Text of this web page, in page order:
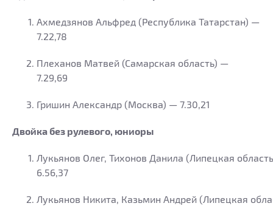
Ахмедзянов Альфред (Республика Татарстан) —
7.22,78
Плеханов Матвей (Самарская область) —
7.29,69
Гришин Александр (Москва) — 7.30,21
Двойка без рулевого, юниоры
Лукьянов Олег, Тихонов Данила (Липецкая
6.56,37
Лукьянов Никита, Казьмин Андрей (Липецкая